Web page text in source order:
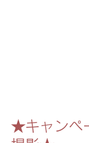
★キャンペ